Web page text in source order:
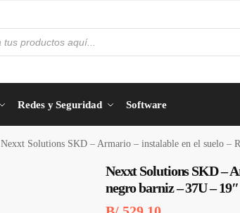
Redes y Seguridad Software
Nexxt Solutions SKD – Armario – instalable en el suelo –
Nexxt Solutions SKD –
negro barniz – 37U –